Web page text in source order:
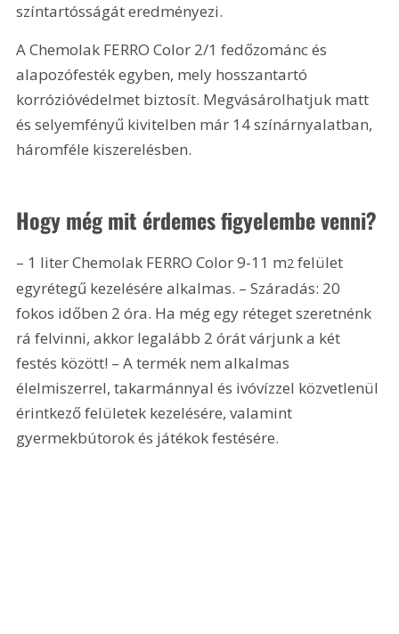
színtartósságát eredményezi.
A Chemolak FERRO Color 2/1 fedőzománc és
alapozófesték egyben, mely hosszantartó
korrózióvédelmet biztosít. Megvásárolhatjuk matt
és selyemfényű kivitelben már 14 színárnyalatban,
háromféle kiszerelésben.
Hogy még mit érdemes figyelembe venni?
– 1 liter Chemolak FERRO Color 9-11 m2 felület
egyrétegű kezelésére alkalmas. – Száradás: 20
fokos időben 2 óra. Ha még egy réteget szeretnénk
rá felvinni, akkor legalább 2 órát várjunk a két
festés között! – A termék nem alkalmas
élelmiszerrel, takarmánnyal és ivóvízzel közvetlenül
érintkező felületek kezelésére, valamint
gyermekbútorok és játékok festésére.